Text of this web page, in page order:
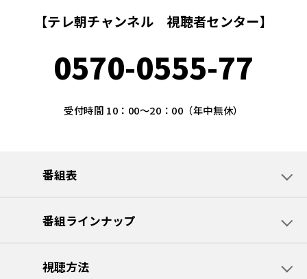
【テレ朝チャンネル 視聴者センター】
0570-0555-77
受付時間 10：00～20：00（年中無休）
番組表
番組ラインナップ
視聴方法